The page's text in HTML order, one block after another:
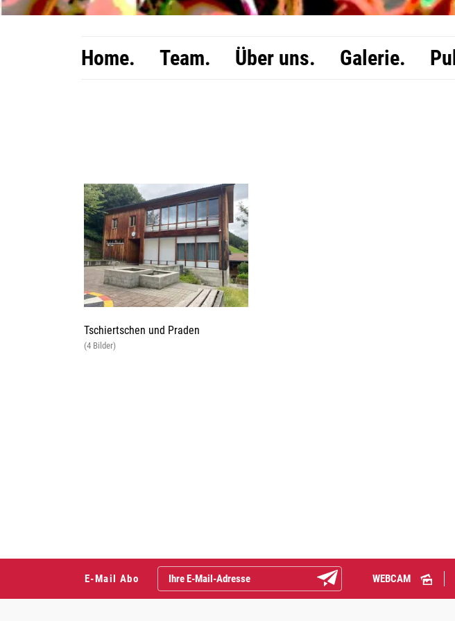
Home. Team. Über uns. Galerie.
Tschiertschen und Praden
(4 Bilder)
E-Mail Abo Abonnieren WEBCAM